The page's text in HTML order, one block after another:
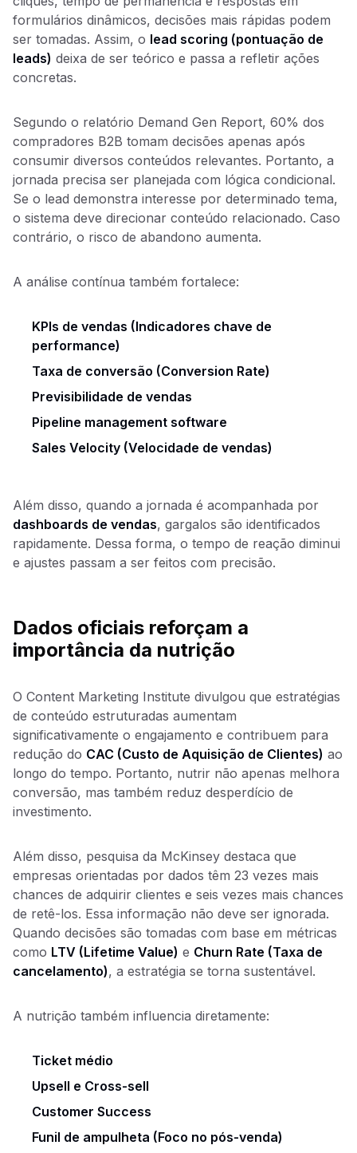
formulários dinâmicos, decisões mais rápidas podem
ser tomadas. Assim, o lead scoring (pontuação de
leads) deixa de ser teórico e passa a refletir ações
concretas.
Segundo o relatório Demand Gen Report, 60% dos
compradores B2B tomam decisões apenas após
consumir diversos conteúdos relevantes. Portanto, a
jornada precisa ser planejada com lógica condicional.
Se o lead demonstra interesse por determinado tema,
o sistema deve direcionar conteúdo relacionado. Caso
contrário, o risco de abandono aumenta.
A análise contínua também fortalece:
KPIs de vendas (Indicadores chave de
performance)
Taxa de conversão (Conversion Rate)
Previsibilidade de vendas
Pipeline management software
Sales Velocity (Velocidade de vendas)
Além disso, quando a jornada é acompanhada por
dashboards de vendas, gargalos são identificados
rapidamente. Dessa forma, o tempo de reação diminui
e ajustes passam a ser feitos com precisão.
Dados oficiais reforçam a
importância da nutrição
O Content Marketing Institute divulgou que estratégias
de conteúdo estruturadas aumentam
significativamente o engajamento e contribuem para
redução do CAC (Custo de Aquisição de Clientes) ao
longo do tempo. Portanto, nutrir não apenas melhora
conversão, mas também reduz desperdício de
investimento.
Além disso, pesquisa da McKinsey destaca que
empresas orientadas por dados têm 23 vezes mais
chances de adquirir clientes e seis vezes mais chances
de retê-los. Essa informação não deve ser ignorada.
Quando decisões são tomadas com base em métricas
como LTV (Lifetime Value) e Churn Rate (Taxa de
cancelamento), a estratégia se torna sustentável.
A nutrição também influencia diretamente:
Ticket médio
Upsell e Cross-sell
Customer Success
Funil de ampulheta (Foco no pós-venda)